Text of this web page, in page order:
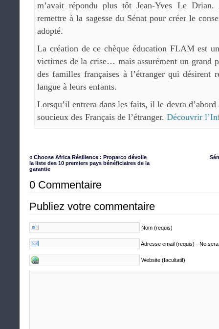
m’avait répondu plus tôt Jean-Yves Le Drian.
remettre à la sagesse du Sénat pour créer le
adopté.
La création de ce chèque éducation FLAM est
victimes de la crise… mais assurément un grand
des familles françaises à l’étranger qui désirent
langue à leurs enfants.
Lorsqu’il entrera dans les faits, il le devra d’abord
soucieux des Français de l’étranger. Découvrir
« Choose Africa Résilience : Proparco dévoile
la liste des 10 premiers pays bénéficiaires de la
garantie
0 Commentaire
Publiez votre commentaire
Nom (requis)
Adresse email (requis) - Ne
Website (facultatif)